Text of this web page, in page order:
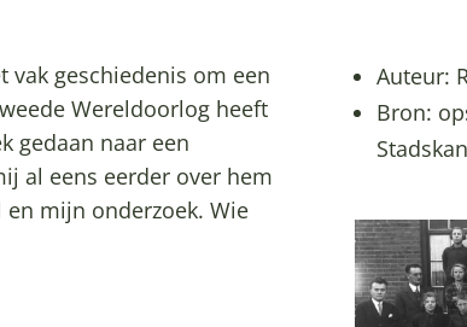
vak geschiedenis om een
Wereldoorlog heeft
gedaan naar een
al eens eerder over hem
mijn onderzoek. Wie
Auteur:
Bron: